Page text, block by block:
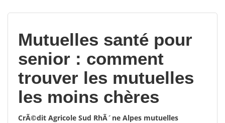
Mutuelles santé pour
senior : comment
trouver les mutuelles
les moins chères
CrÃ©dit Agricole Sud RhÃ´ne Alpes mutuelles